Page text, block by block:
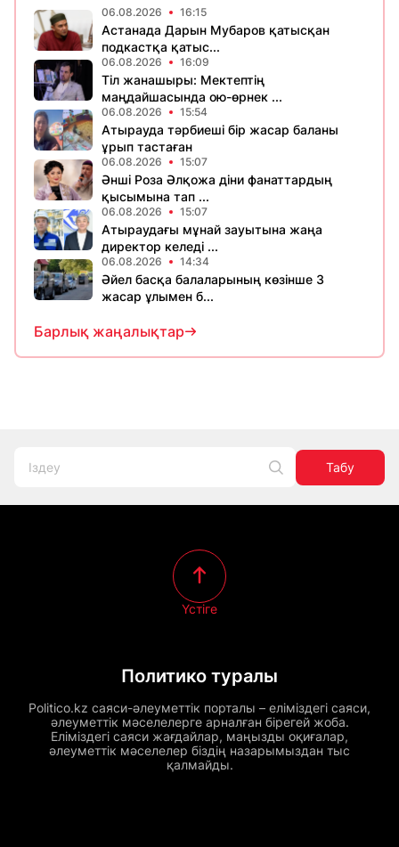
06.08.2026 16:15
Астанада Дарын Мубаров қатысқан
подкастқа қатыс...
06.08.2026 16:09
Тіл жанашыры: Мектептің
маңдайшасында ою-өрнек ...
06.08.2026 15:54
Атырауда тәрбиеші бір жасар баланы
ұрып тастаған
06.08.2026 15:07
Әнші Роза Әлқожа діни фанаттардың
қысымына тап ...
06.08.2026 15:07
Атыраудағы мұнай зауытына жаңа
директор келеді ...
06.08.2026 14:34
Әйел басқа балаларының көзінше 3
жасар ұлымен б...
Барлық жаңалықтар
Табу
Политико туралы
Politico.kz саяси-әлеуметтік порталы – еліміздегі саяси,
әлеуметтік мәселелерге арналған бірегей жоба.
Еліміздегі саяси жағдайлар, маңызды оқиғалар,
әлеуметтік мәселелер біздің назарымыздан тыс
қалмайды.
Үстіге